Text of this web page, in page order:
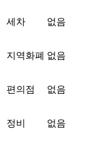
세차 없음
지역화폐 없음
편의점 없음
정비 없음